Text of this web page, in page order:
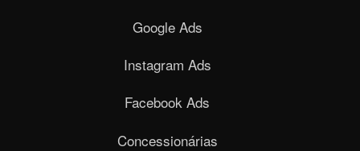
Google Ads
Instagram Ads
Facebook Ads
Concessionárias